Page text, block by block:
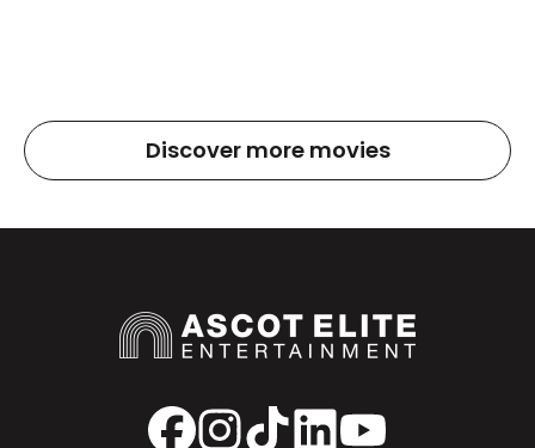
Discover more movies
Facebook
Instagram
TikTokLinkedInYouTube